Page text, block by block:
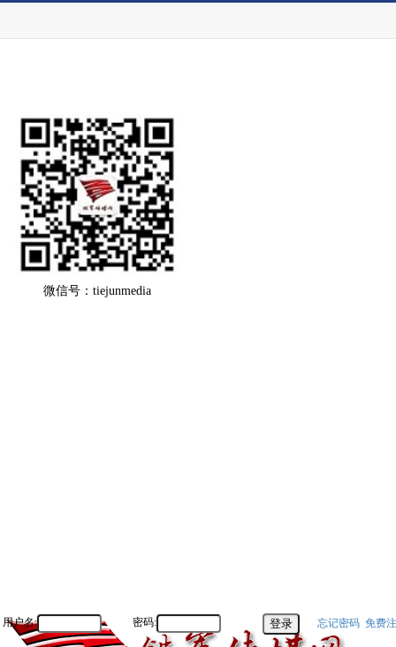
微信号：tiejunmedia
用户名: 密码: 忘记密码 免费